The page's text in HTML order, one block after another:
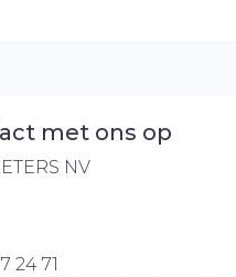
met ons op
NV
24 71